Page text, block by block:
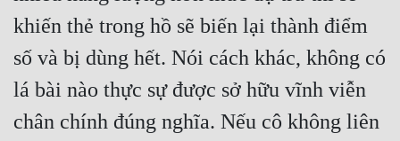
khiến thẻ trong hồ sẽ biến lại thành điểm
số và bị dùng hết. Nói cách khác, không có
lá bài nào thực sự được sở hữu vĩnh viễn
chân chính đúng nghĩa. Nếu cô không liên